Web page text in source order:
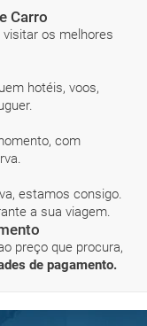
Carro
os melhores
hotéis, voos,
com
estamos consigo.
a sua viagem.
preço que procura,
de pagamento.